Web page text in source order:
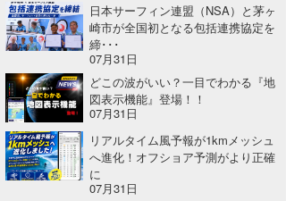
日本サーフィン連盟（NSA）と茅ヶ
崎市が全国初となる包括連携協定を
締･･･
07月31日
どこの波がいい？一目でわかる『地
図表示機能』登場！！
07月31日
リアルタイム風予報が1kmメッシュ
へ進化！オフショア予測がより正確
に
07月31日